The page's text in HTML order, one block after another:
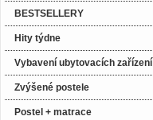
BESTSELLERY
Hity týdne
Vybavení ubytovacích zařízení
Zvýšené postele
Postel + matrace